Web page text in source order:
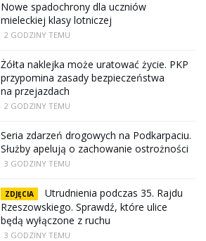
Nowe spadochrony dla uczniów
mieleckiej klasy lotniczej
2 GODZINY TEMU
Żółta naklejka może uratować życie. PKP
przypomina zasady bezpieczeństwa
na przejazdach
2 GODZINY TEMU
Seria zdarzeń drogowych na Podkarpaciu.
Służby apelują o zachowanie ostrożności
3 GODZINY TEMU
ZDJĘCIA
Utrudnienia podczas 35. Rajdu
Rzeszowskiego. Sprawdź, które ulice
będą wyłączone z ruchu
3 GODZINY TEMU